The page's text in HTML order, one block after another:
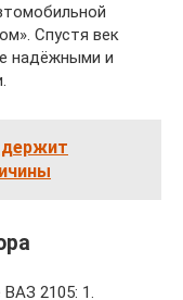
Спустя век
надёжными и
держит
2105: 1.